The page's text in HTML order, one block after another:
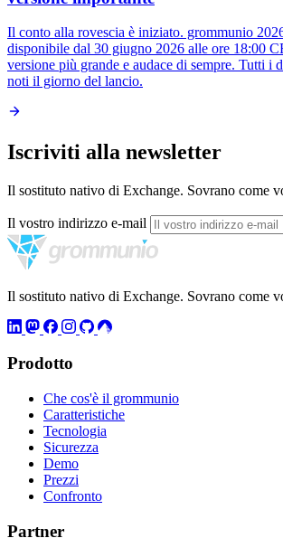
Il conto alla rovescia è iniziato. grommunio
disponibile dal 30 giugno 2026 alle ore 18:00
versione più grande e audace di sempre. Tutti i
noti il giorno del lancio.
Iscriviti alla newsletter
Il sostituto nativo di Exchange. Sovrano come
Il vostro indirizzo e-mail
Il sostituto nativo di Exchange. Sovrano come
Prodotto
Che cos'è il grommunio
Caratteristiche
Tecnologia
Sicurezza
Demo
Prezzi
Confronto
Partner